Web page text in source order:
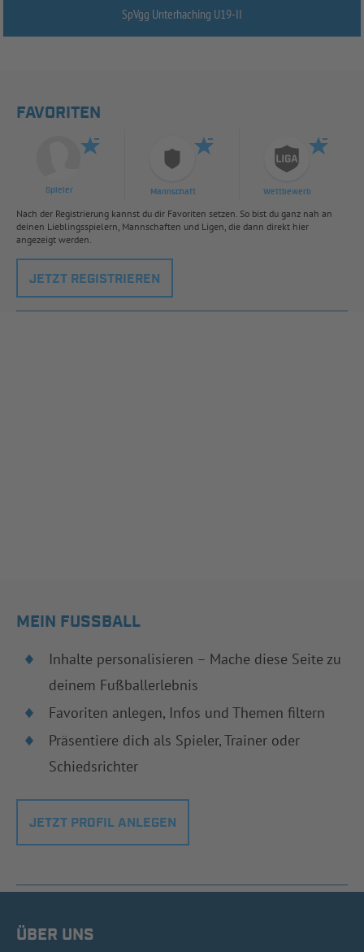
SpVgg Unterhaching U19-II
FAVORITEN
Spieler Mannschaft Wettbewerb
Nach der Registrierung kannst du dir Favoriten setzen. So bist du ganz nah an
deinen Lieblingsspielern, Mannschaften und Ligen, die dann direkt hier
angezeigt werden.
JETZT REGISTRIEREN
MEIN FUSSBALL
Inhalte personalisieren – Mache diese Seite zu
deinem Fußballerlebnis
Favoriten anlegen, Infos und Themen filtern
Präsentiere dich als Spieler, Trainer oder
Schiedsrichter
JETZT PROFIL ANLEGEN
ÜBER UNS